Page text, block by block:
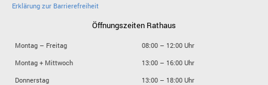
Erklärung zur Barrierefreiheit
Öffnungszeiten Rathaus
Montag – Freitag
08:00 – 12:00 Uhr
Montag + Mittwoch
13:00 – 16:00 Uhr
Donnerstag
13:00 – 18:00 Uhr